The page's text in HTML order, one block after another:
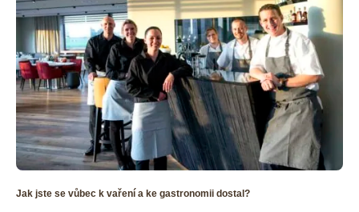
Jak jste se vůbec k vaření a ke gastronomii dostal?